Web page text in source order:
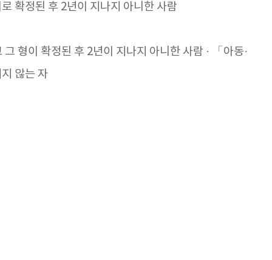
확정된 후 2년이 지나지 아니한 사람
형이 확정된 후 2년이 지나지 아니한 사람 · 「아동·
않는 자